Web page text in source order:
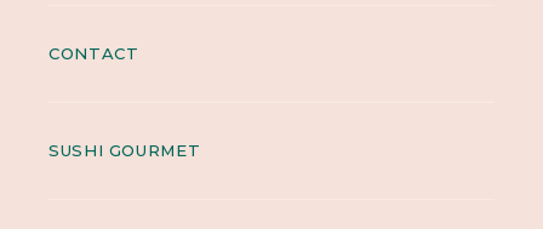
CONTACT
SUSHI GOURMET